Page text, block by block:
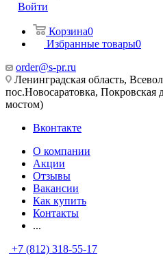
Войти
Корзина0
Избранные товары0
order@s-pr.ru
Ленинградская область,
пос.Новосаратовка, Покровская
мостом)
Вконтакте
О компании
Акции
Отзывы
Вакансии
Как купить
Контакты
...
+7 (812) 318-55-17